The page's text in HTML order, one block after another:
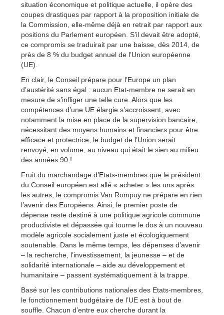
situation économique et politique actuelle, il opère des
coupes drastiques par rapport à la proposition initiale de
la Commission, elle-même déjà en retrait par rapport aux
positions du Parlement européen. S’il devait être adopté,
ce compromis se traduirait par une baisse, dès 2014, de
près de 8 % du budget annuel de l’Union européenne
(UE).
En clair, le Conseil prépare pour l’Europe un plan
d’austérité sans égal : aucun Etat-membre ne serait en
mesure de s’infliger une telle cure. Alors que les
compétences d’une UE élargie s’accroissent, avec
notamment la mise en place de la supervision bancaire,
nécessitant des moyens humains et financiers pour être
efficace et protectrice, le budget de l’Union serait
renvoyé, en volume, au niveau qui était le sien au milieu
des années 90 !
Fruit du marchandage d’Etats-membres que le président
du Conseil européen est allé « acheter » les uns après
les autres, le compromis Van Rompuy ne prépare en rien
l’avenir des Européens. Ainsi, le premier poste de
dépense reste destiné à une politique agricole commune
productiviste et dépassée qui tourne le dos à un nouveau
modèle agricole socialement juste et écologiquement
soutenable. Dans le même temps, les dépenses d’avenir
– la recherche, l’investissement, la jeunesse – et de
solidarité internationale – aide au développement et
humanitaire – passent systématiquement à la trappe.
Basé sur les contributions nationales des Etats-membres,
le fonctionnement budgétaire de l’UE est à bout de
souffle. Chacun d’entre eux cherche durant la